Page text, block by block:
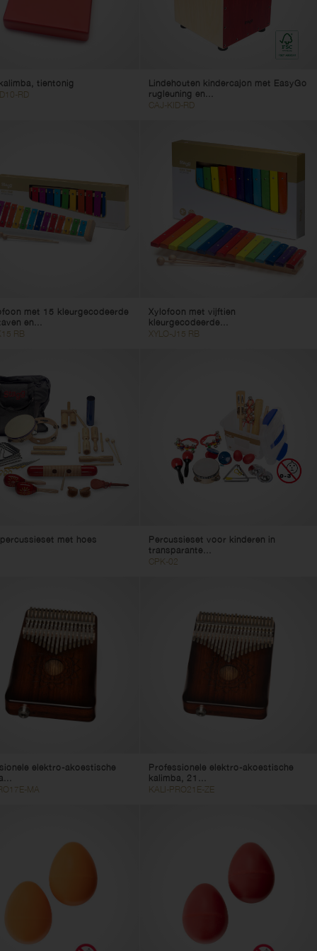
tientonig
RD
Lindehouten kindercajon met EasyGo
rugleuning en...
CAJ-KID-RD
met 15 kleurgecodeerde
en...
RB
Xylofoon met vijftien
kleurgecodeerde...
XYLO-J15 RB
met hoes
Percussieset voor kinderen in
transparante...
CPK-02
elektro-akoestische
MA
Professionele elektro-akoestische
kalimba, 21...
KALI-PRO21E-ZE